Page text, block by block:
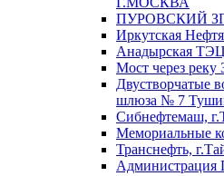
ПУРОВСКИЙ
Иркутская
Анадырская
Мост через реку
Двустворчатые
шлюза № 7
Сибнефтемаш,
Мемориальные
Транснефть,
Администрация